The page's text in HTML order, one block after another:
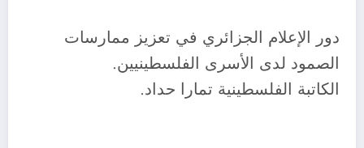
دور الإعلام الجزائري في تعزيز ممارسات
الصمود لدى الأسرى الفلسطينيين.
الكاتبة الفلسطينية تمارا حداد.